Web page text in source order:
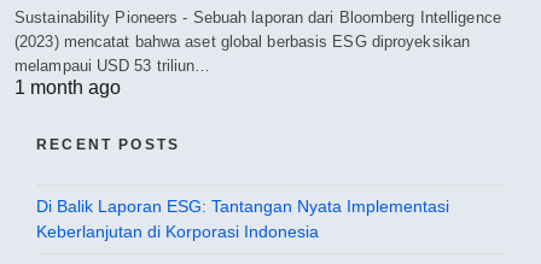
Sustainability Pioneers - Sebuah laporan dari Bloomberg Intelligence
(2023) mencatat bahwa aset global berbasis ESG diproyeksikan
melampaui USD 53 triliun…
1 month ago
RECENT POSTS
Di Balik Laporan ESG: Tantangan Nyata Implementasi
Keberlanjutan di Korporasi Indonesia